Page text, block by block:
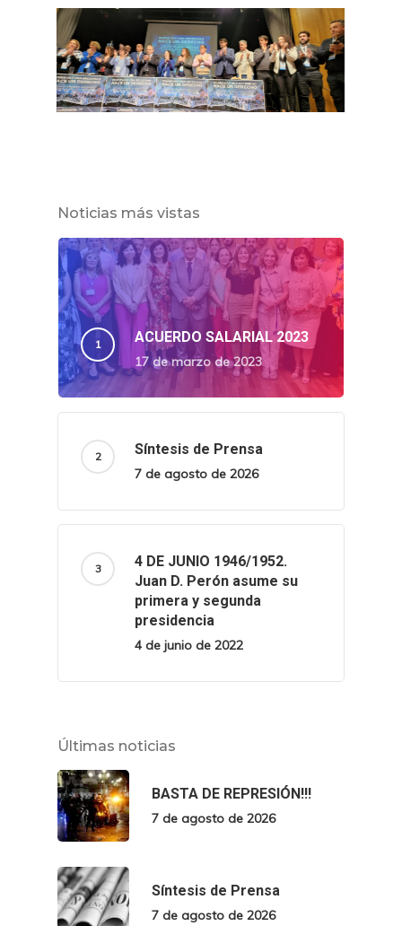
Noticias más vistas
ACUERDO SALARIAL 2023
17 de marzo de 2023
Síntesis de Prensa
7 de agosto de 2026
4 DE JUNIO 1946/1952.
Juan D. Perón asume su
primera y segunda
presidencia
4 de junio de 2022
Últimas noticias
BASTA DE REPRESIÓN!!!
7 de agosto de 2026
Síntesis de Prensa
7 de agosto de 2026